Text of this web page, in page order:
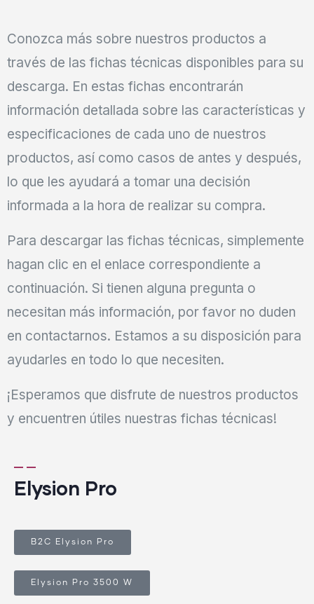
Conozca más sobre nuestros productos a
través de las fichas técnicas disponibles para su
descarga. En estas fichas encontrarán
información detallada sobre las características y
especificaciones de cada uno de nuestros
productos, así como casos de antes y después,
lo que les ayudará a tomar una decisión
informada a la hora de realizar su compra.
Para descargar las fichas técnicas, simplemente
hagan clic en el enlace correspondiente a
continuación. Si tienen alguna pregunta o
necesitan más información, por favor no duden
en contactarnos. Estamos a su disposición para
ayudarles en todo lo que necesiten.
¡Esperamos que disfrute de nuestros productos
y encuentren útiles nuestras fichas técnicas!
Elysion Pro
B2C Elysion Pro
Elysion Pro 3500 W